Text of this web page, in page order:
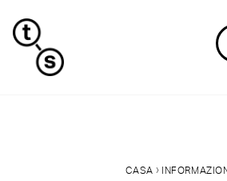
CASA ›